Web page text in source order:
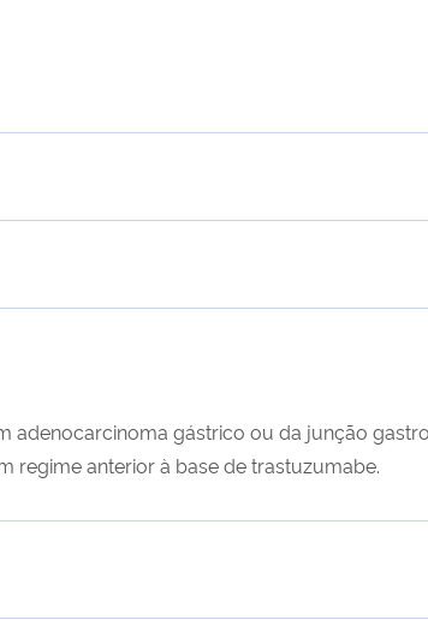
gástrico ou da junção
regime anterior à base de trastuzumabe.